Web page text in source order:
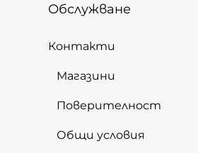
Обслужване
Контакти
Магазини
Поверителност
Общи условия